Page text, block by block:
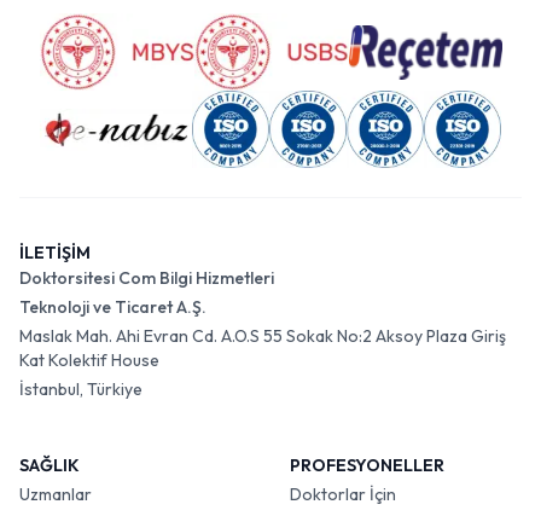
İLETİŞİM
Doktorsitesi Com Bilgi Hizmetleri
Teknoloji ve Ticaret A.Ş.
Maslak Mah. Ahi Evran Cd. A.O.S 55 Sokak No:2 Aksoy Plaza Giriş
Kat Kolektif House
İstanbul, Türkiye
SAĞLIK
Uzmanlar
PROFESYONELLER
Doktorlar İçin